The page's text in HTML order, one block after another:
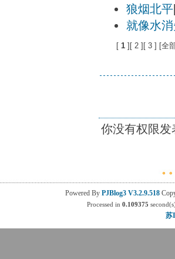
狼烟北平
就像水
[ 1 ][ 2 ][ 3 ] [全
你没有权限发
Powered By PJBlog3 V3.2.9.518
Processed in0.109375
苏